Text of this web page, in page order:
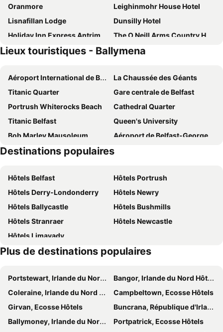
Oranmore
Leighinmohr House Hotel
Lisnafillan Lodge
Dunsilly Hotel
Holiday Inn Express Antrim - M2, Jct.1 By Ihg
The O Neill Arms Country House
5 Corners Guest Inn
Lieux touristiques - Ballymena
Aéroport International de Belfast
La Chaussée des Géants
Titanic Quarter
Gare centrale de Belfast
Portrush Whiterocks Beach
Cathedral Quarter
Titanic Belfast
Queen's University
Bob Marley Mausoleum
Aéroport de Belfast-George Best
Waterfront Hall
Stade Windsor Park
Zoo de Belfast
Cave Hill Country Park
Jordanstown Loughshore Park
Belfast Castle
Black Cab Tour
Gaeltacht Quarter
Port of Belfast
Crown Liquor Saloon
Belfast 400
Destinations populaires
Hôtels Belfast
Hôtels Portrush
Hôtels Derry-Londonderry
Hôtels Newry
Hôtels Ballycastle
Hôtels Bushmills
Hôtels Stranraer
Hôtels Newcastle
Hôtels Limavady
Plus de destinations populaires
Portstewart, Irlande du Nord Hôtels
Bangor, Irlande du Nord Hôtels
Coleraine, Irlande du Nord Hôtels
Campbeltown, Ecosse Hôtels
Girvan, Ecosse Hôtels
Buncrana, République d'Irlande Hôtels
Ballymoney, Irlande du Nord Hôtels
Portpatrick, Ecosse Hôtels